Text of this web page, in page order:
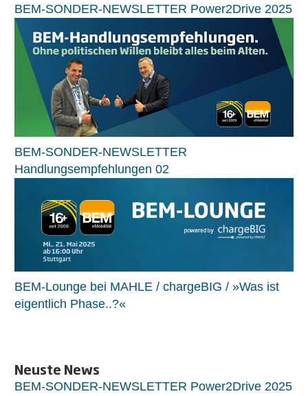
BEM-SONDER-NEWSLETTER Power2Drive 2025
BEM-SONDER-NEWSLETTER
Handlungsempfehlungen 02
BEM-Lounge bei MAHLE / chargeBIG / »Was ist
eigentlich Phase..?«
Neuste News
BEM-SONDER-NEWSLETTER Power2Drive 2025